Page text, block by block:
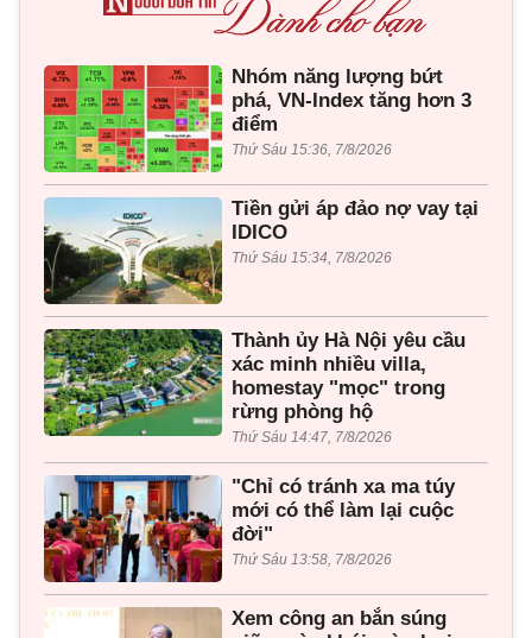
Nhóm năng lượng bứt
phá, VN-Index tăng hơn 3
điểm
Thứ Sáu 15:36, 7/8/2026
Tiền gửi áp đảo nợ vay tại
IDICO
Thứ Sáu 15:34, 7/8/2026
Thành ủy Hà Nội yêu cầu
xác minh nhiều villa,
homestay "mọc" trong
rừng phòng hộ
Thứ Sáu 14:47, 7/8/2026
"Chỉ có tránh xa ma túy
mới có thể làm lại cuộc
đời"
Thứ Sáu 13:58, 7/8/2026
Xem công an bắn súng